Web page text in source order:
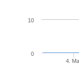
4.
0
10